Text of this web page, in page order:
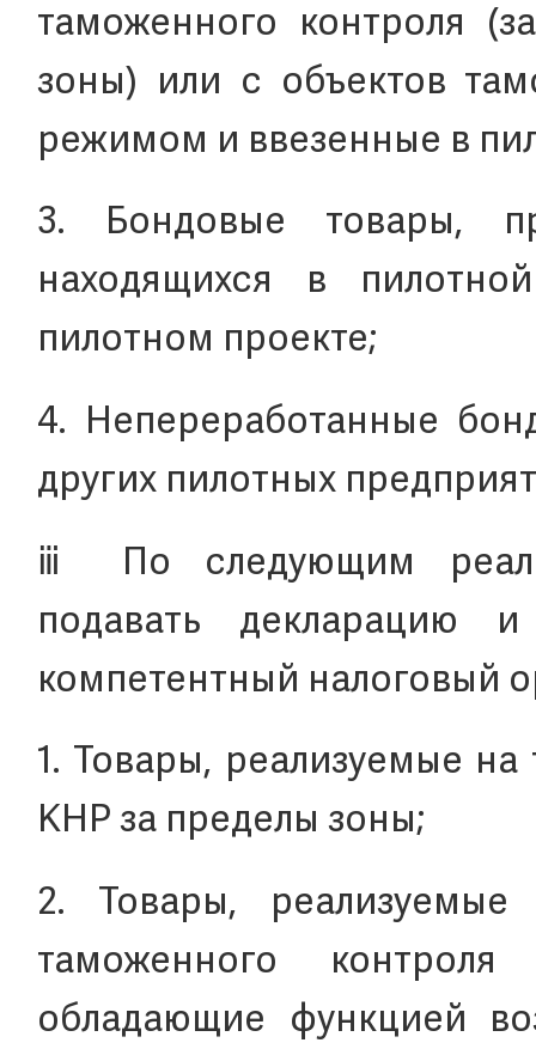
таможенного контроля
зоны) или с объектов
режимом и ввезенные в
3. Бондовые товары,
находящихся в
пилотном проекте;
4. Непереработанные
других пилотных
ⅲ По следующим
подавать
компетентный налоговый
1. Товары, реализуемые
КНР за пределы зоны;
2. Товары,
таможенного
обладающие функцией